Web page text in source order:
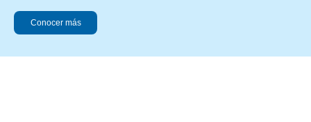
Conocer más